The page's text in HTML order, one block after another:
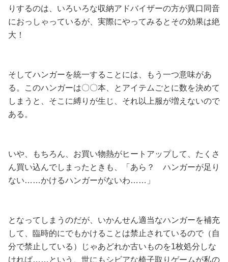
りするのは、いろいろな収納アドバイザーの方が異口同音
におっしゃっているが、実際にやってみるとその効果は絶
大！
そしてハンガーを統一することには、もう一つ意味があ
る。このハンガーは〇〇本、とアイテムごとに数を決めて
しまうと、そこに縛りが生じ、それ以上服が増えないので
ある。
いや、もちろん、お買い物熱がヒートアップして、たくさ
ん買い込んでしまったときも、「あら？ ハンガーが足り
ない……かけるハンガーがないわ……」
となってしまうのだが、いかんせん適当なハンガーを補充
して、臨時的にでもかけることは禁止されているので（自
分で禁止している）じゃあどれか古いものを1枚処分しな
ければ……という、世にもシビアな椅子取りゲームが私の